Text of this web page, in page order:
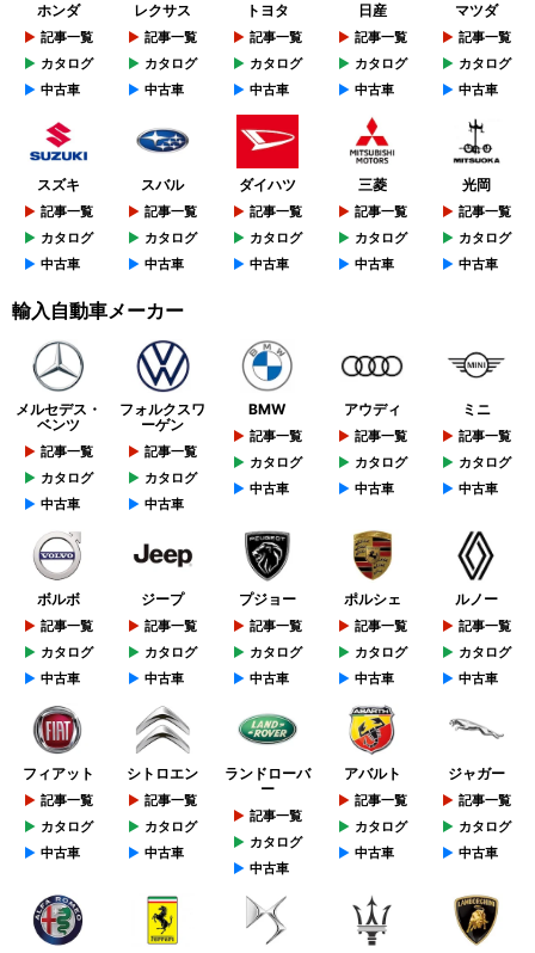
ホンダ
記事一覧
カタログ
中古車
レクサス
記事一覧
カタログ
中古車
トヨタ
記事一覧
カタログ
中古車
日産
記事一覧
カタログ
中古車
マツダ
記事一覧
カタログ
中古車
スズキ
記事一覧
カタログ
中古車
スバル
記事一覧
カタログ
中古車
ダイハツ
記事一覧
カタログ
中古車
三菱
記事一覧
カタログ
中古車
光岡
記事一覧
カタログ
中古車
輸入自動車メーカー
メルセデス・
ベンツ
記事一覧
カタログ
中古車
フォルクスワ
ーゲン
記事一覧
カタログ
中古車
BMW
記事一覧
カタログ
中古車
アウディ
記事一覧
カタログ
中古車
ミニ
記事一覧
カタログ
中古車
ボルボ
記事一覧
カタログ
中古車
ジープ
記事一覧
カタログ
中古車
プジョー
記事一覧
カタログ
中古車
ポルシェ
記事一覧
カタログ
中古車
ルノー
記事一覧
カタログ
中古車
フィアット
記事一覧
カタログ
中古車
シトロエン
記事一覧
カタログ
中古車
ランドローバ
ー
記事一覧
カタログ
中古車
アバルト
記事一覧
カタログ
中古車
ジャガー
記事一覧
カタログ
中古車